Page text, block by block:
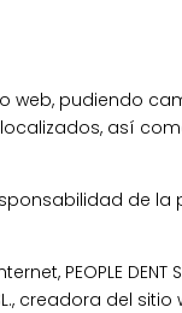
web, pudiendo
así
de la
PEOPLE DENT
creadora del sitio